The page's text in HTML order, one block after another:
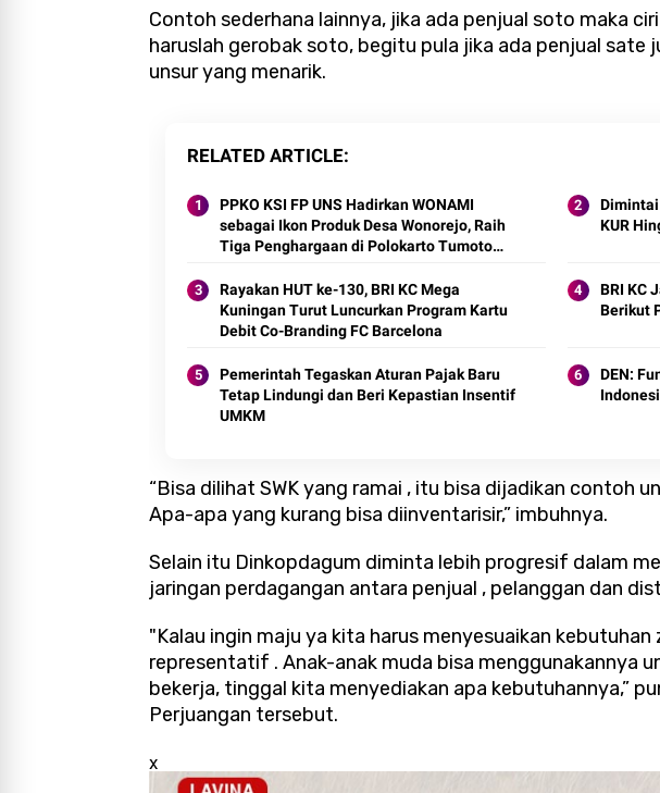
Contoh sederhana lainnya, jika ada penjual soto maka
haruslah gerobak soto, begitu pula jika ada penjual sate
unsur yang menarik.
RELATED ARTICLE
PPKO KSI FP UNS Hadirkan WONAMI
sebagai Ikon Produk Desa Wonorejo, Raih
Tiga Penghargaan di Polokarto Tumoto
Dimintai
Rayakan HUT ke-130, BRI KC Mega
Kuningan Turut Luncurkan Program Kartu
Debit Co-Branding FC Barcelona
BRI KC
Berikut
Pemerintah Tegaskan Aturan Pajak Baru
Tetap Lindungi dan Beri Kepastian Insentif
UMKM
DEN:
“Bisa dilihat SWK yang ramai , itu bisa dijadikan contoh
Apa-apa yang kurang bisa diinventarisir,” imbuhnya.
Selain itu Dinkopdagum diminta lebih progresif dalam
jaringan perdagangan antara penjual , pelanggan dan
"Kalau ingin maju ya kita harus menyesuaikan
representatif . Anak-anak muda bisa menggunakannya
bekerja, tinggal kita menyediakan apa kebutuhannya,”
Perjuangan tersebut.
x